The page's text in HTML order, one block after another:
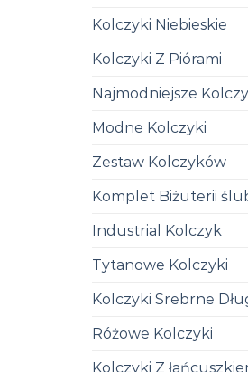
Kolczyki Niebieskie
Kolczyki Z Piórami
Najmodniejsze
Modne Kolczyki
Zestaw Kolczyków
Komplet Biżuterii
Industrial Kolczyk
Tytanowe Kolczyki
Kolczyki Srebrne
Różowe Kolczyki
Kolczyki Z